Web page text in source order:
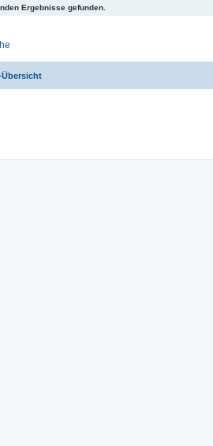
Ergebnisse gefunden.
Übersicht